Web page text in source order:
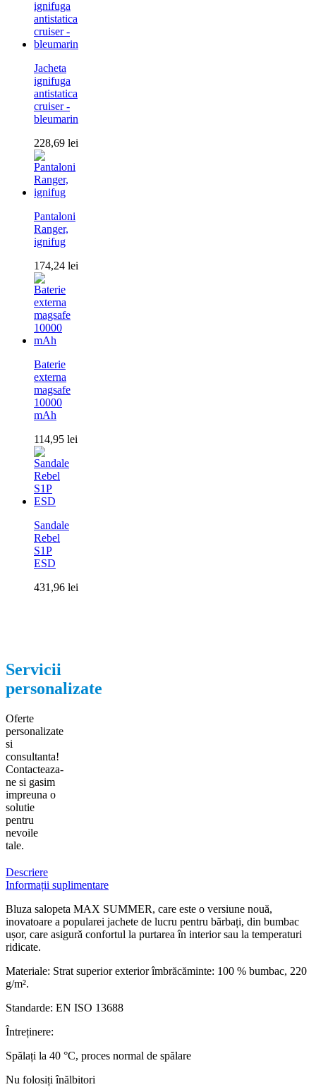
Jacheta
ignifuga
antistatica
cruiser -
bleumarin
228,69 lei
Pantaloni
Ranger,
ignifug
174,24 lei
Baterie
externa
magsafe
10000
mAh
114,95 lei
Sandale
Rebel
S1P
ESD
431,96 lei
Servicii
personalizate
Oferte
personalizate
si
consultanta!
Contacteaza-
ne si gasim
impreuna o
solutie
pentru
nevoile
tale.
Descriere
Informații suplimentare
Bluza salopeta MAX SUMMER, care este o versiune nouă,
inovatoare a popularei jachete de lucru pentru bărbați, din bumbac
ușor, care asigură confortul la purtarea în interior sau la temperaturi
ridicate.
Materiale: Strat superior exterior îmbrăcăminte: 100 % bumbac, 220
g/m².
Standarde: EN ISO 13688
Întreținere:
Spălați la 40 °C, proces normal de spălare
Nu folosiți înălbitori